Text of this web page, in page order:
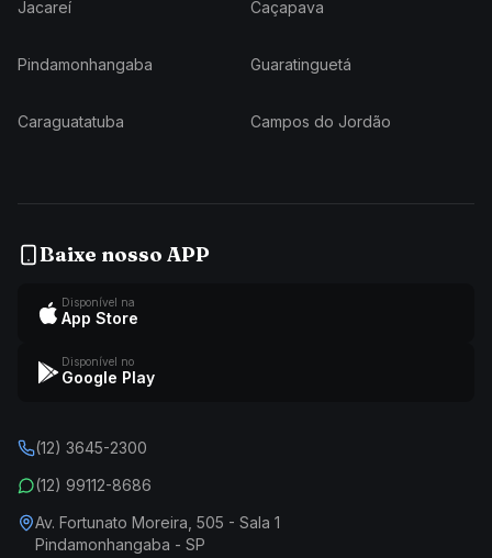
Jacareí Caçapava
Pindamonhangaba Guaratinguetá
Caraguatatuba Campos do Jordão
Baixe nosso APP
Disponível na
App Store
Disponível no
Google Play
(12) 3645-2300
(12) 99112-8686
Av. Fortunato Moreira, 505 - Sala 1
Pindamonhangaba - SP